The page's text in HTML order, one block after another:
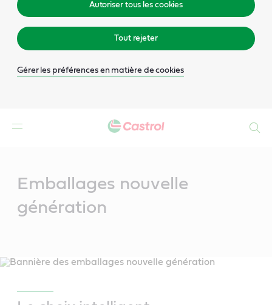
Autoriser tous les cookies
Tout rejeter
Gérer les préférences en matière de cookies
Emballages nouvelle
génération